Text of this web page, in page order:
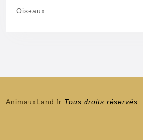
Oiseaux
AnimauxLand.fr Tous droits réservés